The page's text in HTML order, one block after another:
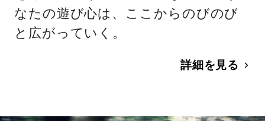
なたの遊び心は、ここからのびのび
と広がっていく。
詳細を見る